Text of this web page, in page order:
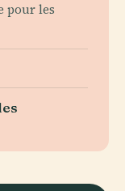
pour les